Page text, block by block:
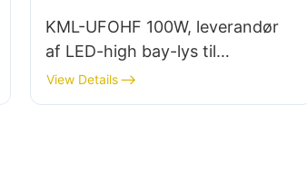
KML-UFOHF 100W, leverandør
af LED-high bay-lys til
industrianlæg, lagerbygninger
og andre indendørs
View Details